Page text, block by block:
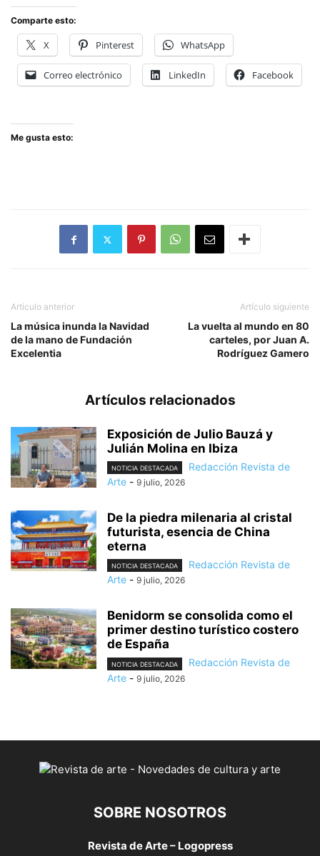
Comparte esto:
X Pinterest WhatsApp
Correo electrónico LinkedIn Facebook
Me gusta esto:
Artículo anterior
La música inunda la Navidad
de la mano de Fundación
Excelentia
Artículo siguiente
La vuelta al mundo en 80
carteles, por Juan A.
Rodríguez Gamero
Artículos relacionados
Exposición de Julio Bauzá y
Julián Molina en Ibiza
NOTICIA DESTACADA
Redacción Revista de
Arte - 9 julio, 2026
De la piedra milenaria al cristal
futurista, esencia de China
eterna
NOTICIA DESTACADA
Redacción Revista de
Arte - 9 julio, 2026
Benidorm se consolida como el
primer destino turístico costero
de España
NOTICIA DESTACADA
Redacción Revista de
Arte - 9 julio, 2026
SOBRE NOSOTROS
Revista de Arte – Logopress